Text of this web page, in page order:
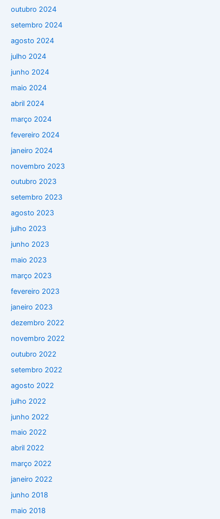
outubro 2024
setembro 2024
agosto 2024
julho 2024
junho 2024
maio 2024
abril 2024
março 2024
fevereiro 2024
janeiro 2024
novembro 2023
outubro 2023
setembro 2023
agosto 2023
julho 2023
junho 2023
maio 2023
março 2023
fevereiro 2023
janeiro 2023
dezembro 2022
novembro 2022
outubro 2022
setembro 2022
agosto 2022
julho 2022
junho 2022
maio 2022
abril 2022
março 2022
janeiro 2022
junho 2018
maio 2018